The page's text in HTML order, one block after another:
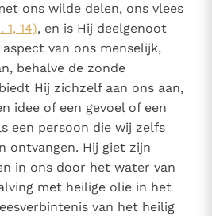
ons wilde delen, ons vlees
1, 14), en is Hij deelgenoot
van ons menselijk,
behalve de zonde
Hij zichzelf aan ons aan,
idee of een gevoel of een
een persoon die wij zelfs
ontvangen. Hij giet zijn
in ons door het water van
met heilige olie in het
van het heilig